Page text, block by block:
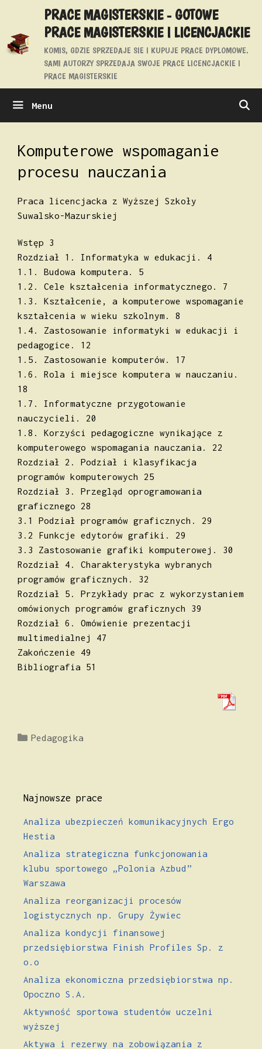
treści
PRACE MAGISTERSKIE - GOTOWE
PRACE MAGISTERSKIE I LICENCJACKIE
KOMIS, GDZIE SPRZEDAJE SIE I KUPUJE PRACE DYPLOMOWE.
SAMI AUTORZY SPRZEDAJA SWOJE PRACE LICENCJACKIE I
PRACE MAGISTERSKIE
Menu
Komputerowe wspomaganie
procesu nauczania
Praca licencjacka z Wyższej Szkoły
Suwalsko-Mazurskiej
Wstęp 3
Rozdział 1. Informatyka w edukacji. 4
1.1. Budowa komputera. 5
1.2. Cele kształcenia informatycznego. 7
1.3. Kształcenie, a komputerowe wspomaganie
kształcenia w wieku szkolnym. 8
1.4. Zastosowanie informatyki w edukacji i
pedagogice. 12
1.5. Zastosowanie komputerów. 17
1.6. Rola i miejsce komputera w nauczaniu.
18
1.7. Informatyczne przygotowanie
nauczycieli. 20
1.8. Korzyści pedagogiczne wynikające z
komputerowego wspomagania nauczania. 22
Rozdział 2. Podział i klasyfikacja
programów komputerowych 25
Rozdział 3. Przegląd oprogramowania
graficznego 28
3.1 Podział programów graficznych. 29
3.2 Funkcje edytorów grafiki. 29
3.3 Zastosowanie grafiki komputerowej. 30
Rozdział 4. Charakterystyka wybranych
programów graficznych. 32
Rozdział 5. Przykłady prac z wykorzystaniem
omówionych programów graficznych 39
Rozdział 6. Omówienie prezentacji
multimedialnej 47
Zakończenie 49
Bibliografia 51
Kategorie
Pedagogika
Najnowsze prace
Analiza ubezpieczeń komunikacyjnych Ergo
Hestia
Analiza strategiczna funkcjonowania
klubu sportowego „Polonia Azbud”
Warszawa
Analiza reorganizacji procesów
logistycznych np. Grupy Żywiec
Analiza kondycji finansowej
przedsiębiorstwa Finish Profiles Sp. z
o.o
Analiza ekonomiczna przedsiębiorstwa np.
Opoczno S.A.
Aktywność sportowa studentów uczelni
wyższej
Aktywa i rezerwy na zobowiązania z